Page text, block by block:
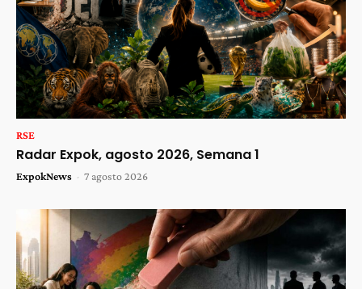
RSE
Radar Expok, agosto 2026, Semana 1
ExpokNews - 7 agosto 2026